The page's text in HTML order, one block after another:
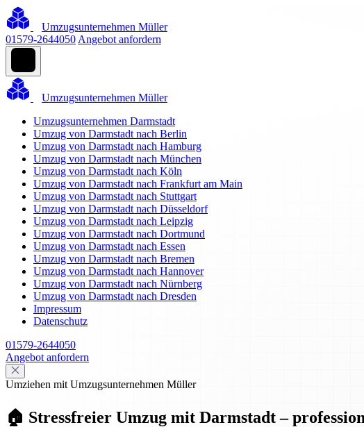
Umzugsunternehmen Müller
01579-2644050 Angebot anfordern
Umzugsunternehmen Müller
Umzugsunternehmen Darmstadt
Umzug von Darmstadt nach Berlin
Umzug von Darmstadt nach Hamburg
Umzug von Darmstadt nach München
Umzug von Darmstadt nach Köln
Umzug von Darmstadt nach Frankfurt am Main
Umzug von Darmstadt nach Stuttgart
Umzug von Darmstadt nach Düsseldorf
Umzug von Darmstadt nach Leipzig
Umzug von Darmstadt nach Dortmund
Umzug von Darmstadt nach Essen
Umzug von Darmstadt nach Bremen
Umzug von Darmstadt nach Hannover
Umzug von Darmstadt nach Nürnberg
Umzug von Darmstadt nach Dresden
Impressum
Datenschutz
01579-2644050
Angebot anfordern
Umziehen mit Umzugsunternehmen Müller
🏠 Stressfreier Umzug mit Darmstadt –